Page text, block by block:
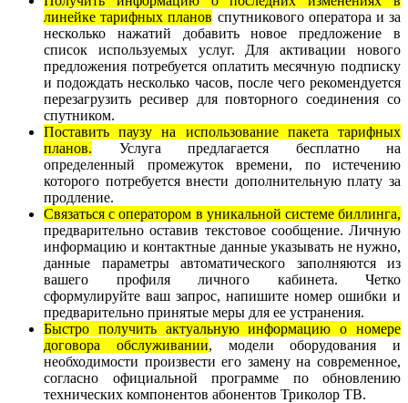
линейке тарифных планов спутникового оператора и за
несколько нажатий добавить новое предложение в
список используемых услуг. Для активации нового
предложения потребуется оплатить месячную подписку
и подождать несколько часов, после чего рекомендуется
перезагрузить ресивер для повторного соединения со
спутником.
Поставить паузу на использование пакета тарифных
планов. Услуга предлагается бесплатно на
определенный промежуток времени, по истечению
которого потребуется внести дополнительную плату за
продление.
Связаться с оператором в уникальной системе биллинга,
предварительно оставив текстовое сообщение. Личную
информацию и контактные данные указывать не нужно,
данные параметры автоматического заполняются из
вашего профиля личного кабинета. Четко
сформулируйте ваш запрос, напишите номер ошибки и
предварительно принятые меры для ее устранения.
Быстро получить актуальную информацию о номере
договора обслуживании, модели оборудования и
необходимости произвести его замену на современное,
согласно официальной программе по обновлению
технических компонентов абонентов Триколор ТВ.